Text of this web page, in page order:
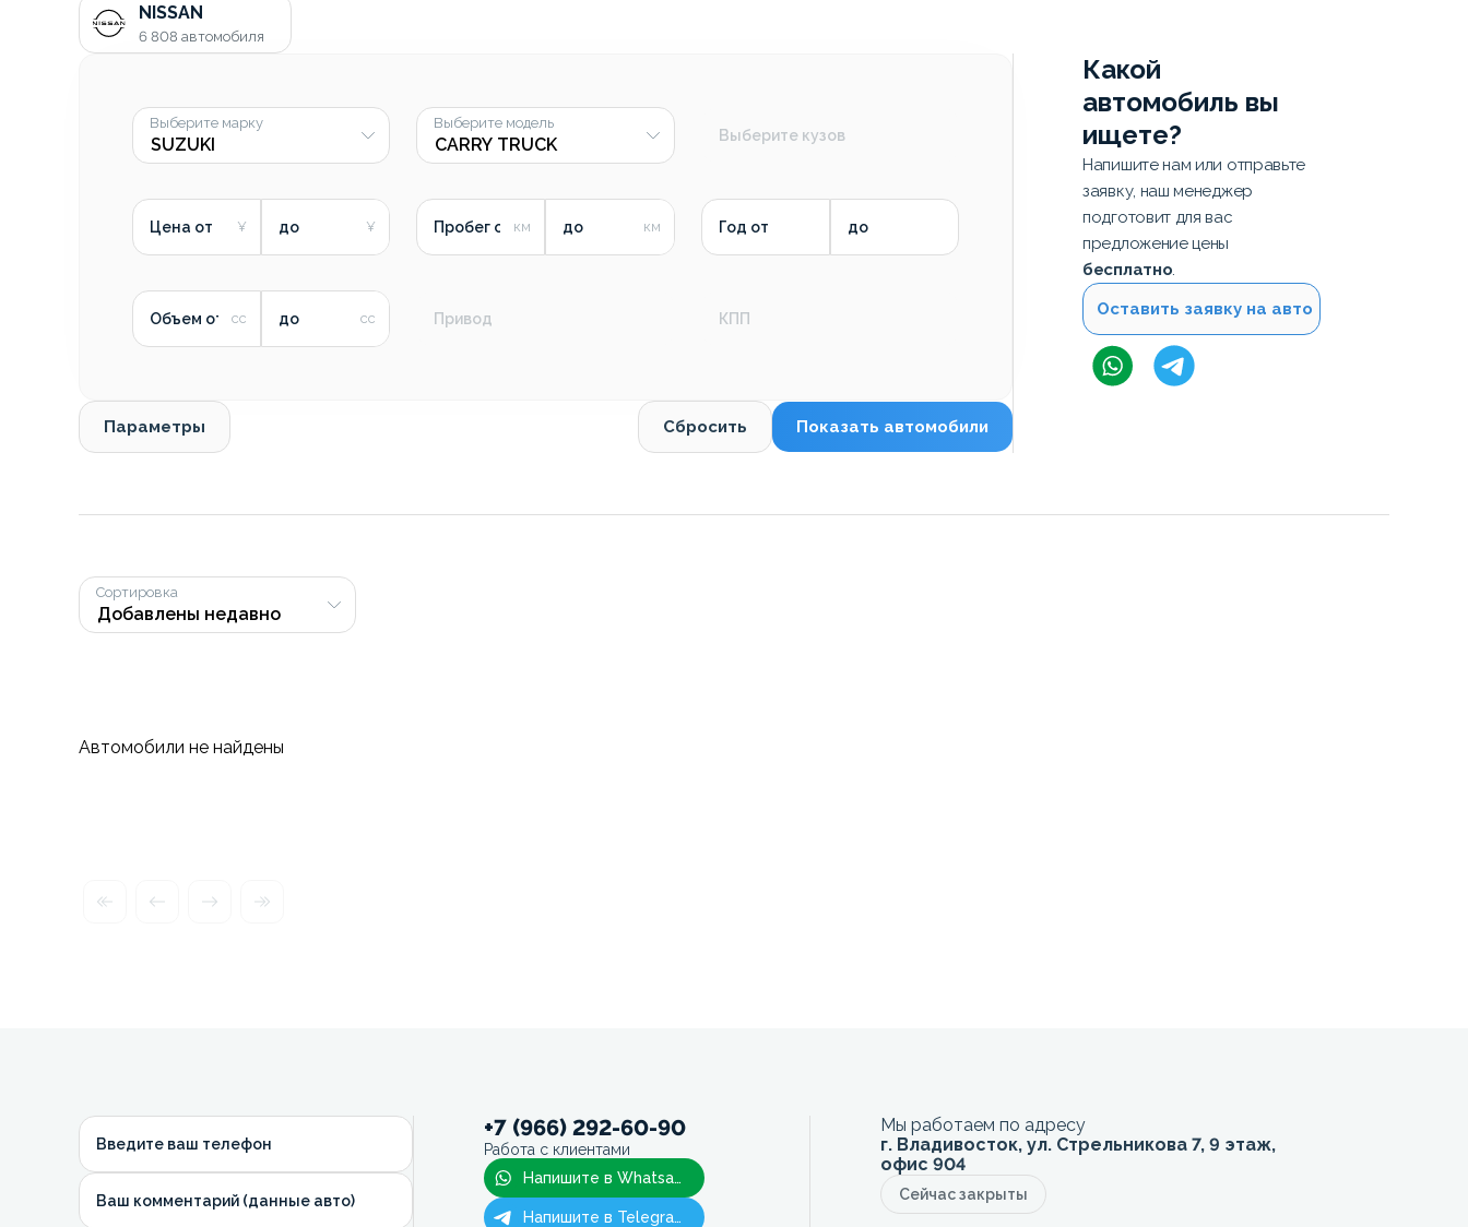
NISSAN
6 808 автомобиля
Выберите марку Выберите модель
Выберите кузов
Цена от до Пробег от до Год от до
Объем от до Привод КПП
Параметры Сбросить Показать автомобили
Какой
автомобиль вы
ищете?
Напишите нам или отправьте
заявку, наш менеджер
подготовит для вас
предложение цены
бесплатно.
Оставить заявку на авто
Сортировка
Автомобили не найдены
Введите ваш телефон
Ваш комментарий (данные авто)
+7 (966) 292-60-90
Работа с клиентами
Напишите в Whatsapp
Напишите в Telegram
Мы работаем по адресу
г. Владивосток, ул. Стрельникова 7, 9 этаж,
офис 904
Сейчас закрыты